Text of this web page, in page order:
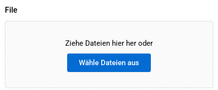
File
Ziehe Dateien hier her oder
Wähle Dateien aus